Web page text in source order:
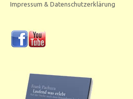
Impressum & Datenschutzerklärung